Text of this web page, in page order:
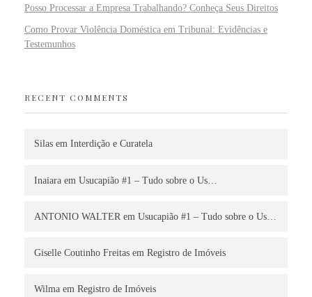
Posso Processar a Empresa Trabalhando? Conheça Seus Direitos
Como Provar Violência Doméstica em Tribunal: Evidências e
Testemunhos
RECENT COMMENTS
Silas em Interdição e Curatela
Inaiara em Usucapião #1 – Tudo sobre o Us…
ANTONIO WALTER em Usucapião #1 – Tudo sobre o Us…
Giselle Coutinho Freitas em Registro de Imóveis
Wilma em Registro de Imóveis